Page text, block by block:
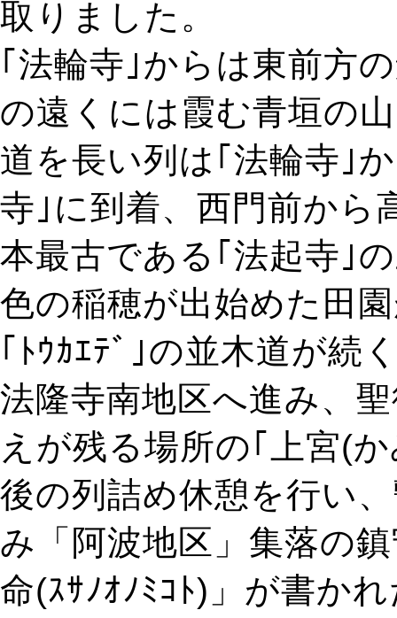
取りました。
｢法輪寺｣からは東前方
の遠くには霞む青垣の
道を長い列は｢法輪寺｣
寺｣に到着、西門前から
本最古である｢法起寺｣
色の稲穂が出始めた田
｢ﾄｳｶｴﾃﾞ｣の並木道が続
法隆寺南地区へ進み、
えが残る場所の｢上宮(
後の列詰め休憩を行い
み「阿波地区」集落の
命(ｽｻﾉｵﾉﾐｺﾄ)」が書か